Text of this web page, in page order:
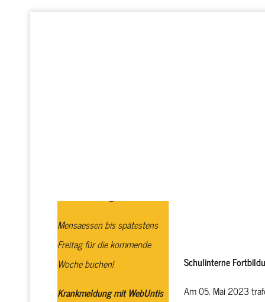
Mensaessen bis spätestens
Freitag für die kommende
Woche buchen!
Krankmeldung mit WebUntis
Schulinterne
Am 05. Mai 2023